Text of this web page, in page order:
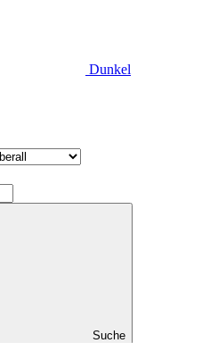
Dunkel
Suche